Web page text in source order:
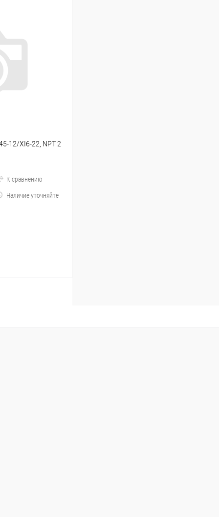
12/XI6-22, NPT 2
К сравнению
Наличие уточняйте